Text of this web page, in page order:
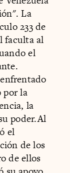
La
233 de
faculta al
el
por la
la
poder.Al
el
de los
de ellos